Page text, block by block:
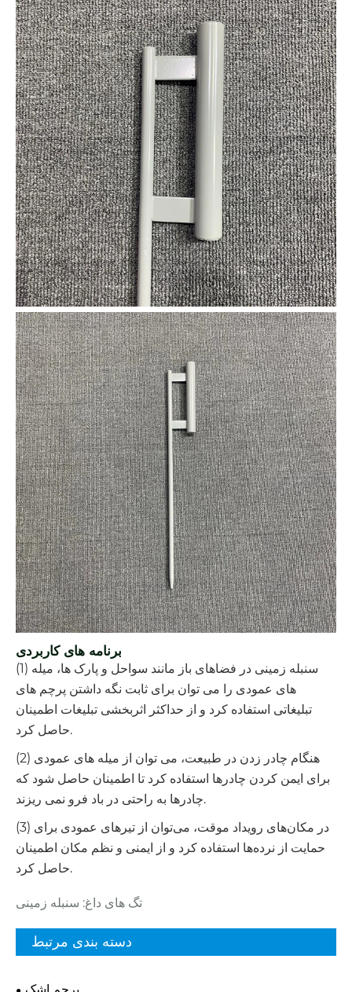
برنامه های کاربردی
(1) سنبله زمینی در فضاهای باز مانند سواحل و پارک ها، میله
های عمودی را می توان برای ثابت نگه داشتن پرچم های
تبلیغاتی استفاده کرد و از حداکثر اثربخشی تبلیغات اطمینان
حاصل کرد.
(2) هنگام چادر زدن در طبیعت، می توان از میله های عمودی
برای ایمن کردن چادرها استفاده کرد تا اطمینان حاصل شود که
چادرها به راحتی در باد فرو نمی ریزند.
(3) در مکان‌های رویداد موقت، می‌توان از تیرهای عمودی برای
حمایت از نرده‌ها استفاده کرد و از ایمنی و نظم مکان اطمینان
حاصل کرد.
تگ های داغ: سنبله زمینی
دسته بندی مرتبط